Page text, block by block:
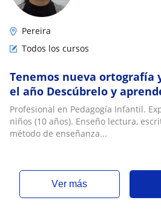
Pereira
Todos los cursos
Tenemos nueva ortografía
el año Descúbrelo y
Profesional en Pedagogía Infantil.
niños (10 años). Enseño lectura,
método de enseñanza...
ver más